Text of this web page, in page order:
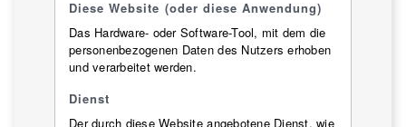
Diese Website (oder diese Anwendung)
Das Hardware- oder Software-Tool, mit dem die
personenbezogenen Daten des Nutzers erhoben
und verarbeitet werden.
Dienst
Der durch diese Website angebotene Dienst, wie